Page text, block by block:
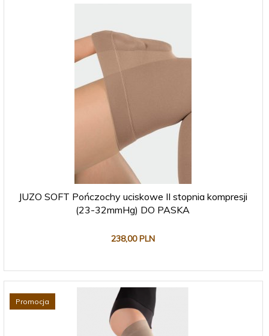
JUZO SOFT Pończochy uciskowe II stopnia kompresji
(23-32mmHg) DO PASKA
238,00 PLN
Promocja